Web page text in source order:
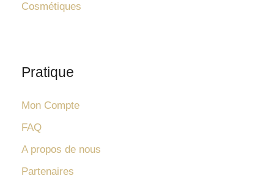
Cosmétiques
Pratique
Mon Compte
FAQ
A propos de nous
Partenaires